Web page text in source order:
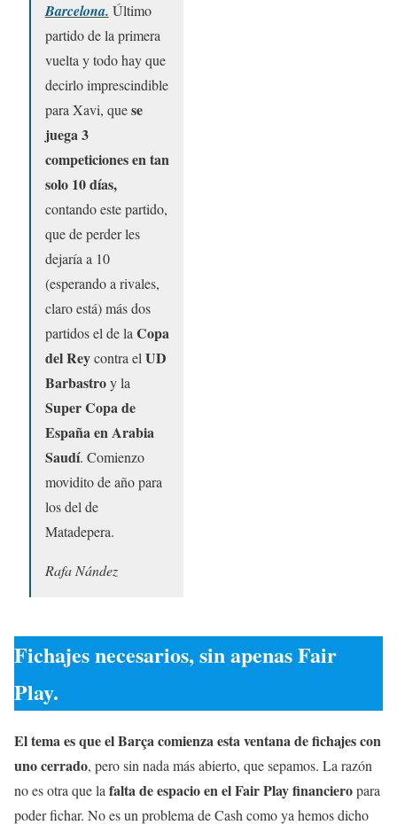
Barcelona. Último
partido de la primera
vuelta y todo hay que
decirlo imprescindible
para Xavi, quese
juega 3
competiciones en tan
solo 10 días,
contando este partido,
que de perder les
dejaría a 10
(esperando a rivales,
claro está) más dos
partidos el de la Copa
del Reycontra elUD
Barbastroy la
Super Copa de
España en Arabia
Saudí. Comienzo
movidito de año para
los del de
Matadepera.
Rafa Nández
Fichajes necesarios, sin apenas Fair
Play.
El tema es que el Barça comienza esta ventana de fichajes con
uno cerrado, pero sin nada más abierto, que sepamos. La razón
no es otra que la falta de espacio en el Fair Play financieropara
poder fichar. No es un problema de Cash como ya hemos dicho